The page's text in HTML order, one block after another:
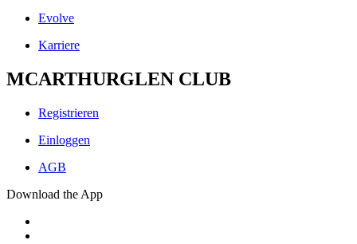
Evolve
Karriere
MCARTHURGLEN CLUB
Registrieren
Einloggen
AGB
Download the App